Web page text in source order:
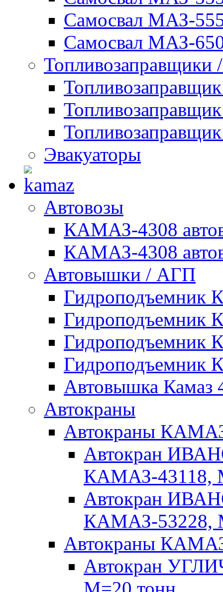
Самосвал МАЗ-
Самосвал МАЗ-
Топливозаправщики
Эвакуаторы
Автовозы
КАМАЗ-4308
КАМАЗ-4308
Автовышки / АГП
Гидроподъемник
Гидроподъемник
Гидроподъемник
Гидроподъемник
Автовышка Камаз
Автокраны
Автокраны
Автокран
КАМАЗ-43118,
Автокран
КАМАЗ-53228,
Автокраны
Автокран